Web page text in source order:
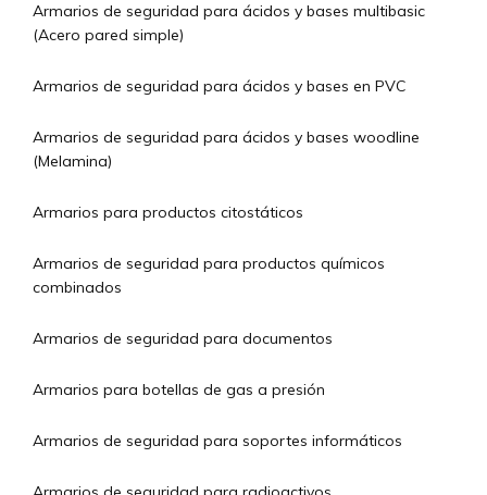
Armarios de seguridad para ácidos y bases multibasic
(Acero pared simple)
Armarios de seguridad para ácidos y bases en PVC
Armarios de seguridad para ácidos y bases woodline
(Melamina)
Armarios para productos citostáticos
Armarios de seguridad para productos químicos
combinados
Armarios de seguridad para documentos
Armarios para botellas de gas a presión
Armarios de seguridad para soportes informáticos